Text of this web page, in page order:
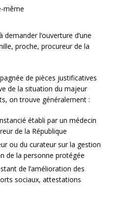
même
l’ouverture d’une
proche, procureur de la
de pièces justificatives
de la situation du majeur
on trouve généralement :
établi par un médecin
de la République
ou du curateur sur la gestion
de la personne protégée
de l’amélioration des
sociaux, attestations